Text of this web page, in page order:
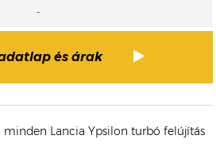
-
és árak
minden Lancia Ypsilon turbó felújítás